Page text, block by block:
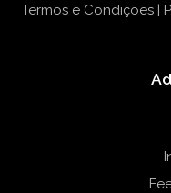
Termos e Condições |